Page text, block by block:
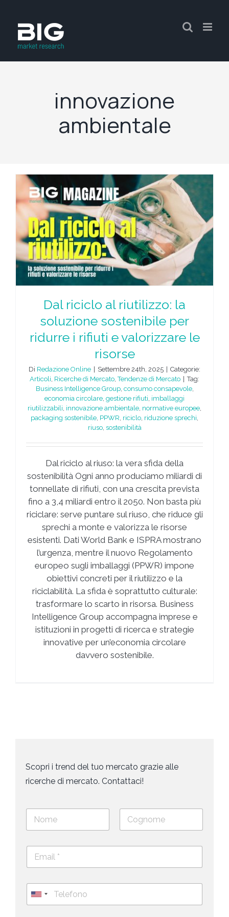
innovazione
ambientale
Dal riciclo al riutilizzo: la
soluzione sostenibile per
ridurre i rifiuti e valorizzare le
risorse
Di Redazione Online Settembre 24th, 2025
Categorie:
Articoli, Ricerche di Mercato,Tendenze di Mercato
Tag:
Business Intelligence Group, consumo consapevole,
economia circolare, gestione rifiuti, imballaggi
riutilizzabili, innovazione ambientale, normative europee,
packaging sostenibile, PPWR, riciclo, riduzione sprechi,
riuso, sostenibilità
Dal riciclo al riuso: la vera sfida della
sostenibilità Ogni anno produciamo miliardi di
tonnellate di rifiuti, con una crescita prevista
fino a 3,4 miliardi entro il 2050. Non basta più
riciclare: serve puntare sul riuso, che riduce gli
sprechi a monte e valorizza le risorse
esistenti. Dati World Bank e ISPRA mostrano
l’urgenza, mentre il nuovo Regolamento
europeo sugli imballaggi (PPWR) impone
obiettivi concreti per il riutilizzo e la
riciclabilità. La sfida è soprattutto culturale:
trasformare lo scarto in risorsa. Business
Intelligence Group accompagna imprese e
istituzioni in progetti di ricerca e strategie
innovative per un’economia circolare
davvero sostenibile.
Scopri i trend del tuo mercato grazie alle
ricerche di mercato. Contattaci!
N
m
o
E
a
*
T
e
l
U